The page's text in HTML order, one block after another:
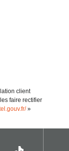
client
faire rectifier
»